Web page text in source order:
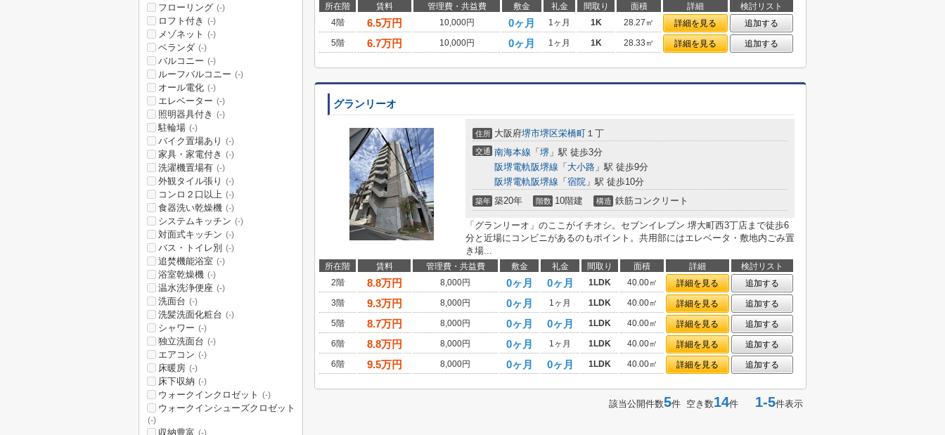
所在階 賃料 管理費・共益費 敷金 礼金 間取り 面積 詳細
検討リスト
4階
6.5万円 10,000円 0ヶ月 1ヶ月 1K 28.27㎡ 詳細を見る
追加する
5階
6.7万円 10,000円 0ヶ月 1ヶ月 1K 28.33㎡ 詳細を見る 追加する
グランリーオ
住所 大阪府堺市堺区栄橋町 １丁
交通 南海本線 「 堺 」駅 徒歩3分
阪堺電軌阪堺線 「 大小路 」駅 徒歩9分
阪堺電軌阪堺線 「 宿院 」駅 徒歩10分
築年 築20年 階数 10階建 構造 鉄筋コンクリート
「グランリーオ」のここがイチオシ。セブンイレブン 堺大町西3丁店まで徒歩6
分と近場にコンビニがあるのもポイント。共用部にはエレベータ・敷地内ごみ置
き場...
所在階 賃料 管理費・共益費 敷金 礼金 間取り 面積 詳細
検討リスト
2階
8.8万円 8,000円 0ヶ月 0ヶ月 1LDK 40.00㎡ 詳細を見る
追加する
3階
9.3万円 8,000円 0ヶ月 1ヶ月 1LDK 40.00㎡ 詳細を見る
追加する
5階
8.7万円 8,000円 0ヶ月 0ヶ月 1LDK 40.00㎡ 詳細を見る
追加する
6階
8.8万円 8,000円 0ヶ月 1ヶ月 1LDK 40.00㎡ 詳細を見る
追加する
6階
9.5万円 8,000円 0ヶ月 0ヶ月 1LDK 40.00㎡ 詳細を見る 追加する
該当公開件数5件 空き数14件 1-5件表示
フローリング (-)
ロフト付き (-)
メゾネット (-)
ベランダ (-)
バルコニー (-)
ルーフバルコニー (-)
オール電化 (-)
エレベーター (-)
照明器具付き (-)
駐輪場 (-)
バイク置場あり (-)
家具・家電付き (-)
洗濯機置場有 (-)
外観タイル張り (-)
コンロ２口以上 (-)
食器洗い乾燥機 (-)
システムキッチン (-)
対面式キッチン (-)
バス・トイレ別 (-)
追焚機能浴室 (-)
浴室乾燥機 (-)
温水洗浄便座 (-)
洗面台 (-)
洗髪洗面化粧台 (-)
シャワー (-)
独立洗面台 (-)
エアコン (-)
床暖房 (-)
床下収納 (-)
ウォークインクロゼット (-)
ウォークインシューズクロゼット
(-)
収納豊富 (-)